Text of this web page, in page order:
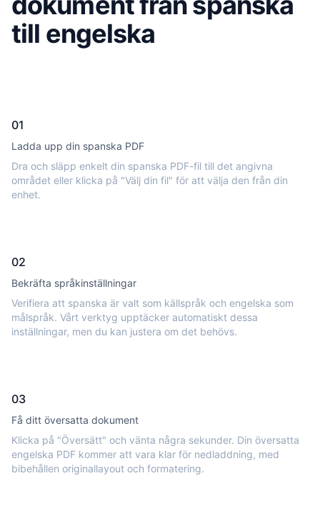
till engelska
01
Ladda upp din spanska PDF
Dra och släpp enkelt din spanska PDF-fil till det angivna
området eller klicka på "Välj din fil" för att välja den från din
enhet.
02
Bekräfta språkinställningar
Verifiera att spanska är valt som källspråk och engelska som
målspråk. Vårt verktyg upptäcker automatiskt dessa
inställningar, men du kan justera om det behövs.
03
Få ditt översatta dokument
Klicka på "Översätt" och vänta några sekunder. Din översatta
engelska PDF kommer att vara klar för nedladdning, med
bibehållen originallayout och formatering.